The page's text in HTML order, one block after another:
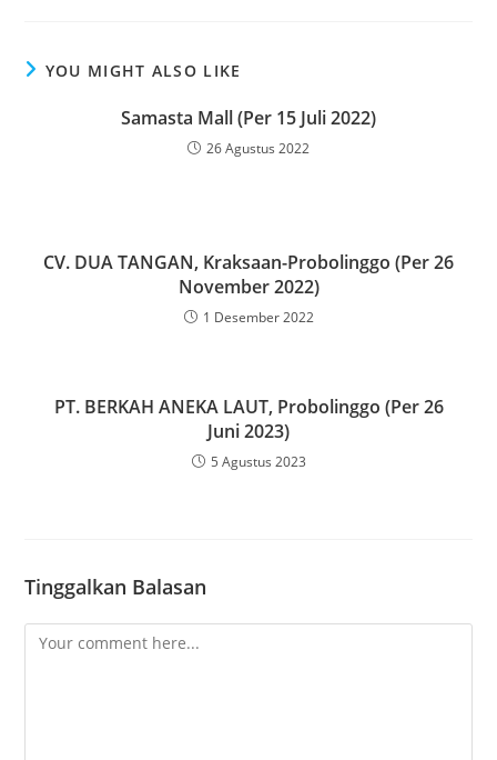
YOU MIGHT ALSO LIKE
Samasta Mall (Per 15 Juli 2022)
26 Agustus 2022
CV. DUA TANGAN, Kraksaan-Probolinggo (Per 26
November 2022)
1 Desember 2022
PT. BERKAH ANEKA LAUT, Probolinggo (Per 26
Juni 2023)
5 Agustus 2023
Tinggalkan Balasan